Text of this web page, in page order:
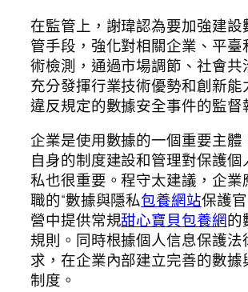
在監管上，謝瑋認為要加強建設
管手段，強化對相關企業、平臺
術檢測，通過市場調節、社會共
充分發揮行業技術優勢和創新能
違反規定的數據安全事件的監督
企業是使用數據的一個重要主體
自身的制度建設和管理對保護個
私也很重要。程守太建議，企業
職的“數據與隱私包養網站保護
營中提供常規甜心寶貝包養網的
規則。同時根據個人信息保護法
求，在企業內部建立完善的數據
制度。